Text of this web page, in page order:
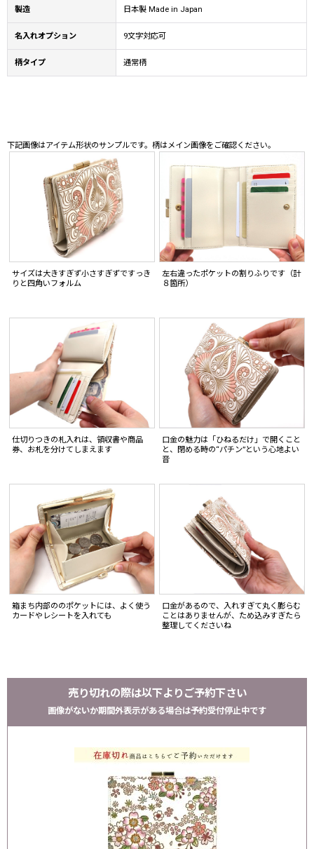
製造 日本製 Made in Japan
名入れオプション 9文字対応可
柄タイプ 通常柄
下記画像はアイテム形状のサンプルです。柄はメイン画像をご確認ください。
サイズは大きすぎず小さすぎずですっき
りと四角いフォルム
左右違ったポケットの割りふりです（計
８箇所）
仕切りつきの札入れは、領収書や商品
券、お札を分けてしまえます
口金の魅力は「ひねるだけ」で開くこと
と、閉める時の“パチン”という心地よい
音
箱まち内部ののポケットには、よく使う
カードやレシートを入れても
口金があるので、入れすぎて丸く膨らむ
ことはありませんが、ため込みすぎたら
整理してくださいね
売り切れの際は以下よりご予約下さい
画像がないか期間外表示がある場合は予約受付停止中です